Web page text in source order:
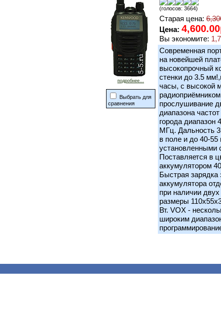
подробнее...
Выбрать для
сравнения
(голосов: 3664)
Старая цена:
Цена:
Вы экономите:
Современная
на новейшей
высокопрочный
стенки до 3.5
часы, с высокой
прослушивание
диапазона
города диапазон
МГц. Дальность
в поле и до 40-
установленными
Поставляется в
аккумулятором
Быстрая зарядка
аккумулятора
при наличии
размеры
Вт. VOX -
широким